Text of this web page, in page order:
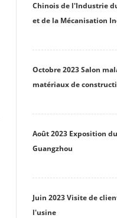
Chinois de l'Industrie
et de la Mécanisation
Octobre 2023 Salon
matériaux de
Août 2023 Exposition
Guangzhou
Juin 2023 Visite de
l'usine